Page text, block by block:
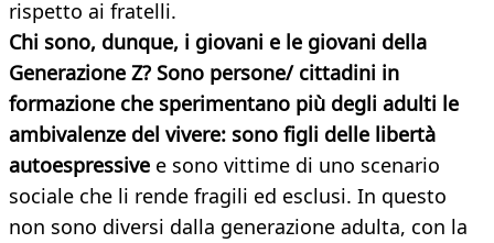
rispetto ai fratelli.
Chi sono, dunque, i giovani e le giovani della
Generazione Z? Sono persone/ cittadini in
formazione che sperimentano più degli adulti le
ambivalenze del vivere: sono figli delle libertà
autoespressive e sono vittime di uno scenario
sociale che li rende fragili ed esclusi. In questo
non sono diversi dalla generazione adulta, con la